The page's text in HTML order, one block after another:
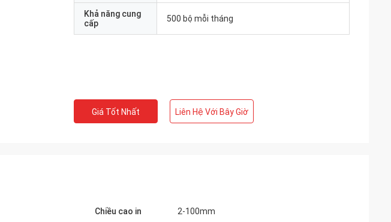
Khả năng cung
cấp
500 bộ mỗi tháng
Giá Tốt Nhất Liên Hệ Với Bây Giờ
Chiều cao in 2-100mm